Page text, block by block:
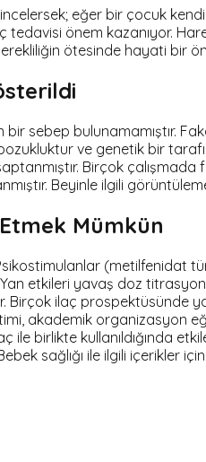
eğer bir çocuk
tedavisi önem kazanıyor.
ötesinde hayati bir
bir sebep
ve genetik bir
Birçok
Beyinle ilgili
Mümkün
etkileri yavaş doz
Birçok ilaç prospektüsünde
akademik organizasyon
ile birlikte kullanıldığında
sağlığı ile ilgili içerikler için